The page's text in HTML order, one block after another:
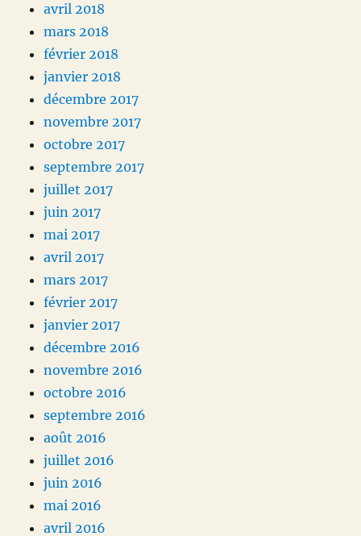
avril 2018
mars 2018
février 2018
janvier 2018
décembre 2017
novembre 2017
octobre 2017
septembre 2017
juillet 2017
juin 2017
mai 2017
avril 2017
mars 2017
février 2017
janvier 2017
décembre 2016
novembre 2016
octobre 2016
septembre 2016
août 2016
juillet 2016
juin 2016
mai 2016
avril 2016